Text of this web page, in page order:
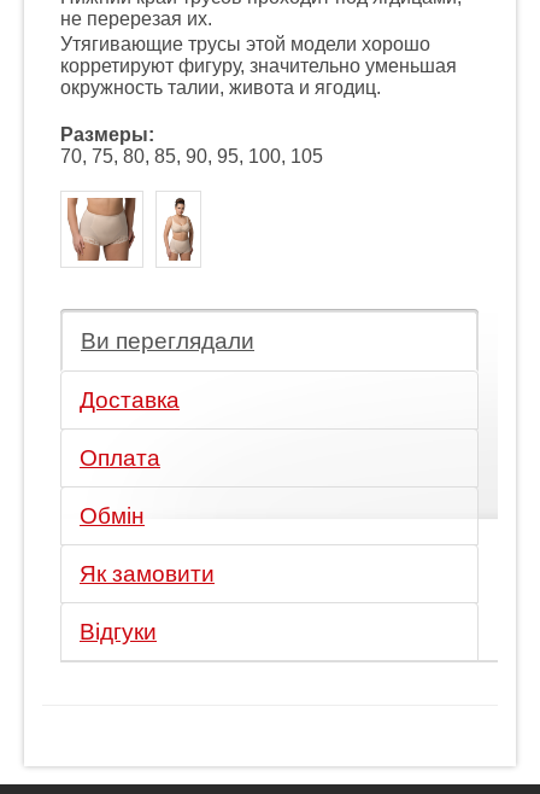
не перерезая их.
Утягивающие трусы этой модели хорошо
корретируют фигуру, значительно уменьшая
окружность талии, живота и ягодиц.
Размеры:
70, 75, 80, 85, 90, 95, 100, 105
Ви переглядали
Доставка
Оплата
Обмін
Як замовити
Відгуки